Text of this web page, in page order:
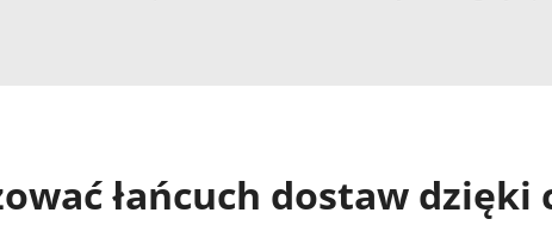
łańcuch dostaw